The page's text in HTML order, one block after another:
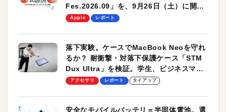
Fes.2026.09」を、9月26日（土）に開催
します！
Apple レポート
落下実験。ケースでMacBook Neoを守れ
るか？ 耐衝撃・対落下保護ケース「STM
Dux Ultra」を検証。学生、ビジネスマン
のモバイルユースに最適！
アクセサリ レポート タイアップ
安全なモバイルバッテリ＝半固体電池。選